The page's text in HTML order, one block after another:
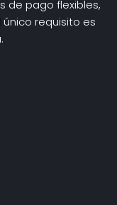
de pago flexibles,
requisito es